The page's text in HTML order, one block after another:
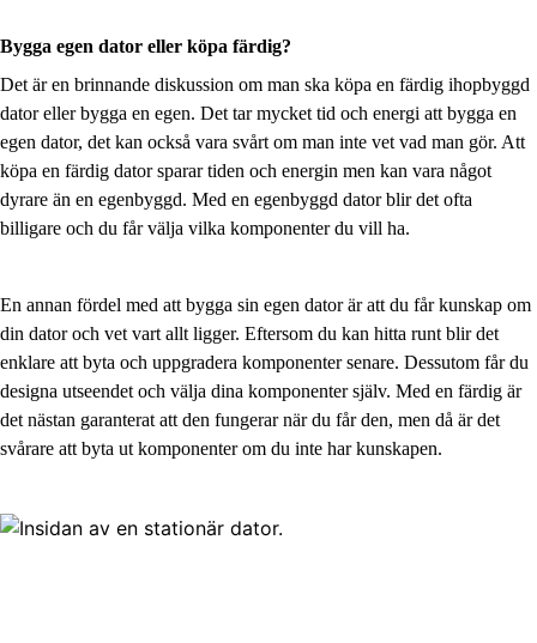
Bygga egen dator eller köpa färdig?
Det är en brinnande diskussion om man ska köpa en färdig ihopbyggd
dator eller bygga en egen. Det tar mycket tid och energi att bygga en
egen dator, det kan också vara svårt om man inte vet vad man gör. Att
köpa en färdig dator sparar tiden och energin men kan vara något
dyrare än en egenbyggd. Med en egenbyggd dator blir det ofta
billigare och du får välja vilka komponenter du vill ha.
En annan fördel med att bygga sin egen dator är att du får kunskap om
din dator och vet vart allt ligger. Eftersom du kan hitta runt blir det
enklare att byta och uppgradera komponenter senare. Dessutom får du
designa utseendet och välja dina komponenter själv. Med en färdig är
det nästan garanterat att den fungerar när du får den, men då är det
svårare att byta ut komponenter om du inte har kunskapen.